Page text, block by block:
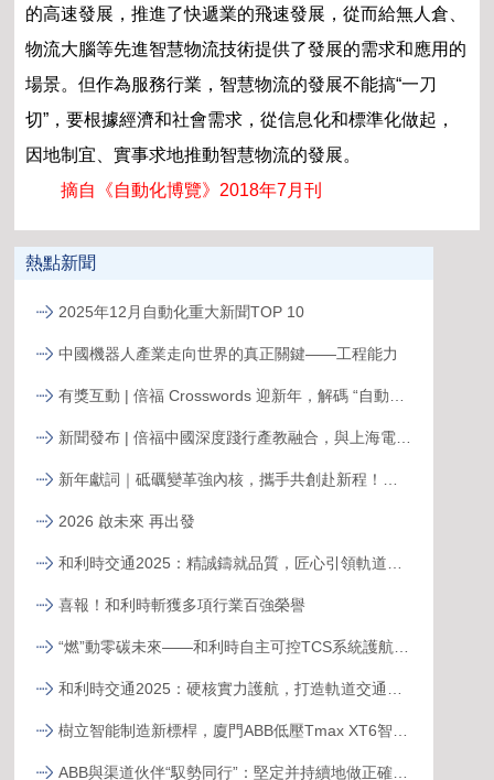
的高速發展，推進了快遞業的飛速發展，從而給無人倉、
物流大腦等先進智慧物流技術提供了發展的需求和應用的
場景。但作為服務行業，智慧物流的發展不能搞“一刀
切”，要根據經濟和社會需求，從信息化和標準化做起，
因地制宜、實事求地推動智慧物流的發展。
摘自《自動化博覽》2018年7月刊
熱點新聞
2025年12月自動化重大新聞TOP 10
中國機器人產業走向世界的真正關鍵——工程能力
2026 啟未來 再出發
喜報！和利時斬獲多項行業百強榮譽